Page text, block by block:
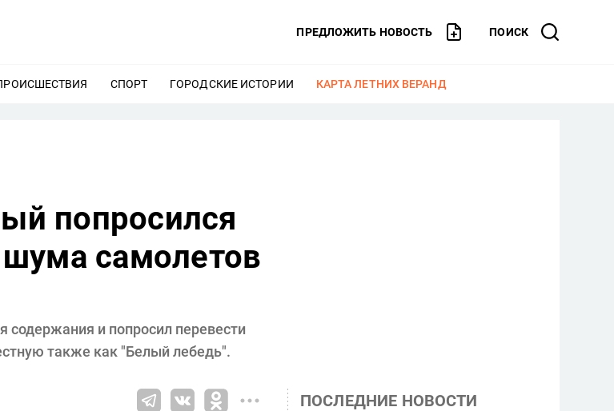
ПРЕДЛОЖИТЬ НОВОСТЬ ПОИСК
ЕЩЕ
СПОРТ ЕЩЕ
ГОРОДСКИЕ ИСТОРИИ ЕЩЕ
КАРТА ЛЕТНИХ ВЕРАНД
попросился
самолетов
и попросил перевести
также как "Белый лебедь".
ПОСЛЕДНИЕ НОВОСТИ